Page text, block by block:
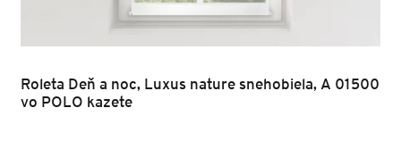
Roleta Deň a noc, Luxus nature snehobiela, A 01500
vo POLO kazete